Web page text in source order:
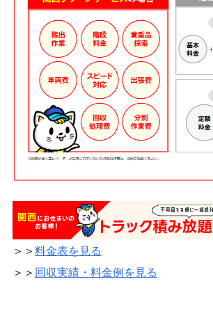
＞＞料金表を見る
＞＞ 回収実績・料金例を見る